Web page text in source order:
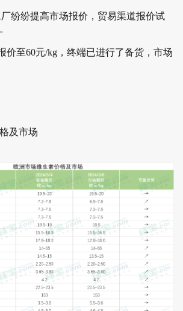
厂纷纷提高市场报价，贸易渠道报价试
价至60元/kg，终端已进行了备货，市场
及市场